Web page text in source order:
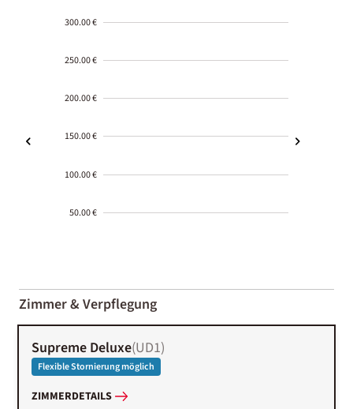
300.00 €
250.00 €
200.00 €
150.00 €
100.00 €
50.00 €
01-02
Zimmer & Verpflegung
Supreme Deluxe(UD1)
Flexible Stornierung möglich
ZIMMERDETAILS